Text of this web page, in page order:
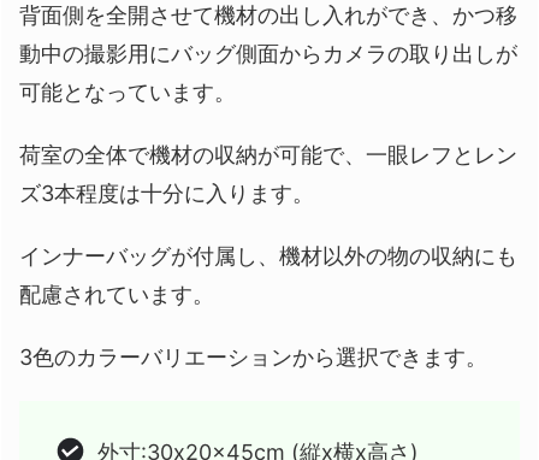
背面側を全開させて機材の出し入れができ、かつ移
動中の撮影用にバッグ側面からカメラの取り出しが
可能となっています。
荷室の全体で機材の収納が可能で、一眼レフとレン
ズ3本程度は十分に入ります。
インナーバッグが付属し、機材以外の物の収納にも
配慮されています。
3色のカラーバリエーションから選択できます。
外寸:30x20x45cm (縦x横x高さ)